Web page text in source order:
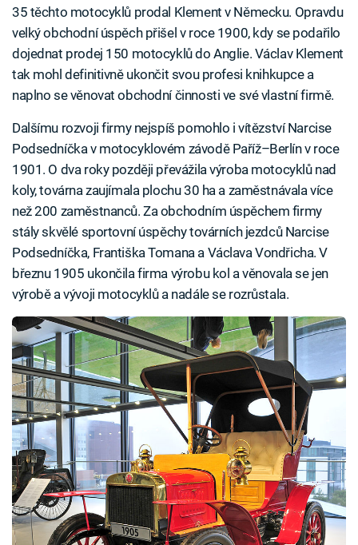
35 těchto motocyklů prodal Klement v Německu. Opravdu
velký obchodní úspěch přišel v roce 1900, kdy se podařilo
dojednat prodej 150 motocyklů do Anglie. Václav Klement
tak mohl definitivně ukončit svou profesi knihkupce a
naplno se věnovat obchodní činnosti ve své vlastní firmě.
Dalšímu rozvoji firmy nejspíš pomohlo i vítězství Narcise
Podsedníčka v motocyklovém závodě Paříž–Berlín v roce
1901. O dva roky později převážila výroba motocyklů nad
koly, továrna zaujímala plochu 30 ha a zaměstnávala více
než 200 zaměstnanců. Za obchodním úspěchem firmy
stály skvělé sportovní úspěchy továrních jezdců Narcise
Podsedníčka, Františka Tomana a Václava Vondřicha. V
březnu 1905 ukončila firma výrobu kol a věnovala se jen
výrobě a vývoji motocyklů a nadále se rozrůstala.